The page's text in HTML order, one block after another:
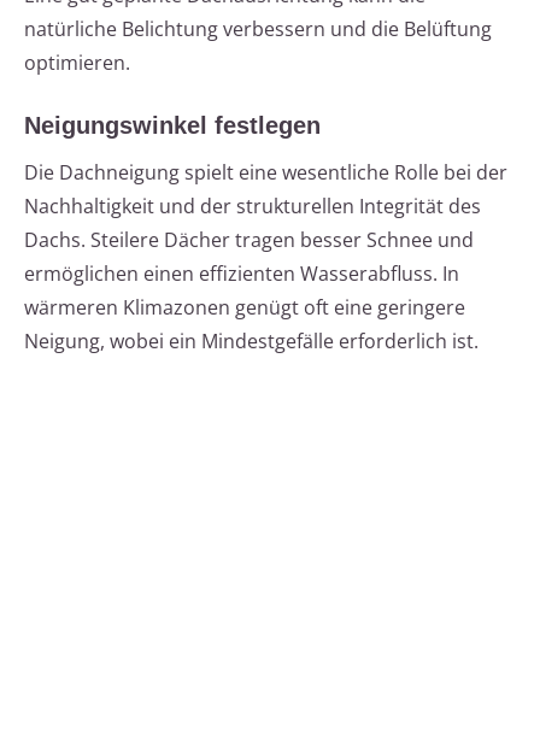
natürliche Belichtung verbessern und die Belüftung
optimieren.
Neigungswinkel festlegen
Die Dachneigung spielt eine wesentliche Rolle bei der
Nachhaltigkeit und der strukturellen Integrität des
Dachs. Steilere Dächer tragen besser Schnee und
ermöglichen einen effizienten Wasserabfluss. In
wärmeren Klimazonen genügt oft eine geringere
Neigung, wobei ein Mindestgefälle erforderlich ist.